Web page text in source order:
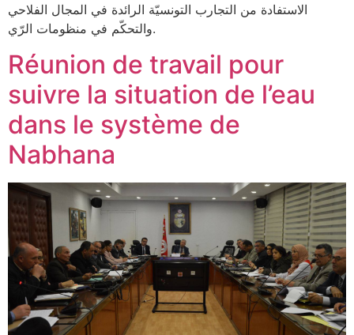
الاستفادة من التجارب التونسيّة الرائدة في المجال الفلاحي
والتحكّم في منظومات الرّي.
Réunion de travail pour
suivre la situation de l’eau
dans le système de
Nabhana